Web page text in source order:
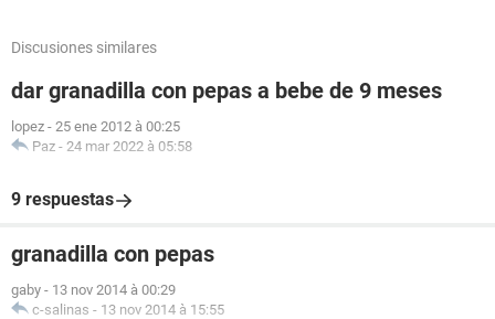
Discusiones similares
dar granadilla con pepas a bebe de 9 meses
lopez - 25 ene 2012 à 00:25
Paz - 24 mar 2022 à 05:58
9 respuestas
granadilla con pepas
gaby - 13 nov 2014 à 00:29
c-salinas - 13 nov 2014 à 15:55